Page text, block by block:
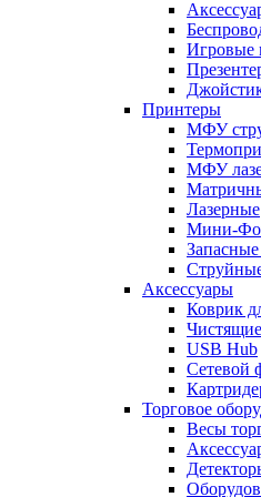
Принтеры
МФУ
МФУ
Лазерные
Мини-
Аксессуары
Коврик
USB Hub
Сетевой
Торговое
Весы